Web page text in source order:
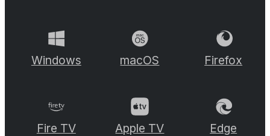
Windows macOS Firefox
Fire TV Apple TV Edge